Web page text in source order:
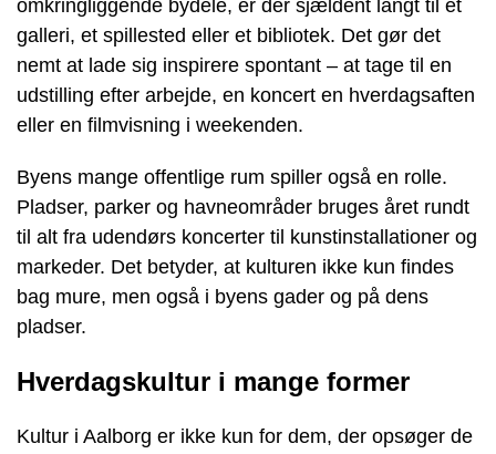
omkringliggende bydele, er der sjældent langt til et
galleri, et spillested eller et bibliotek. Det gør det
nemt at lade sig inspirere spontant – at tage til en
udstilling efter arbejde, en koncert en hverdagsaften
eller en filmvisning i weekenden.
Byens mange offentlige rum spiller også en rolle.
Pladser, parker og havneområder bruges året rundt
til alt fra udendørs koncerter til kunstinstallationer og
markeder. Det betyder, at kulturen ikke kun findes
bag mure, men også i byens gader og på dens
pladser.
Hverdagskultur i mange former
Kultur i Aalborg er ikke kun for dem, der opsøger de